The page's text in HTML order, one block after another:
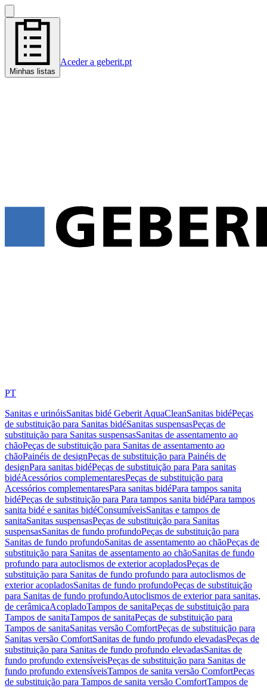
Minhas listas
Aceder a geberit.pt
PT
Sanitas e urinóisSanitas bidé Geberit AquaCleanSanitas bidéPeças
de substituição para Sanitas bidéSanitas suspensasPeças de
substituição para Sanitas suspensasSanitas de assentamento ao
chãoPeças de substituição para Sanitas de assentamento ao
chãoPainéis de designPeças de substituição para Painéis de
designPara sanitas bidéPeças de substituição para Para sanitas
bidéAcessórios complementaresPeças de substituição para
Acessórios complementaresPara sanitas bidéPara tampos sanita
bidéPeças de substituição para Para tampos sanita bidéPara tampos
sanita bidé e sanitas bidéConsumíveisSanitas e tampos de
sanitaSanitas suspensasPeças de substituição para Sanitas
suspensasSanitas de fundo profundoPeças de substituição para
Sanitas de fundo profundoSanitas de assentamento ao chãoPeças de
substituição para Sanitas de assentamento ao chãoSanitas de fundo
profundo para autoclismos de exterior acopladosPeças de
substituição para Sanitas de fundo profundo para autoclismos de
exterior acopladosSanitas de fundo profundoPeças de substituição
para Sanitas de fundo profundoAutoclismos de exterior para sanitas,
de cerâmicaAcopladoTampos de sanitaPeças de substituição para
Tampos de sanitaTampos de sanitaPeças de substituição para
Tampos de sanitaSanitas versão ComfortPeças de substituição para
Sanitas versão ComfortSanitas de fundo profundo elevadasPeças de
substituição para Sanitas de fundo profundo elevadasSanitas de
fundo profundo extensíveisPeças de substituição para Sanitas de
fundo profundo extensíveisTampos de sanita versão ComfortPeças
de substituição para Tampos de sanita versão ComfortTampos de